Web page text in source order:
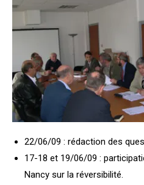
22/06/09 : rédaction des
17-18 et 19/06/09 :
Nancy sur la réversibilité.